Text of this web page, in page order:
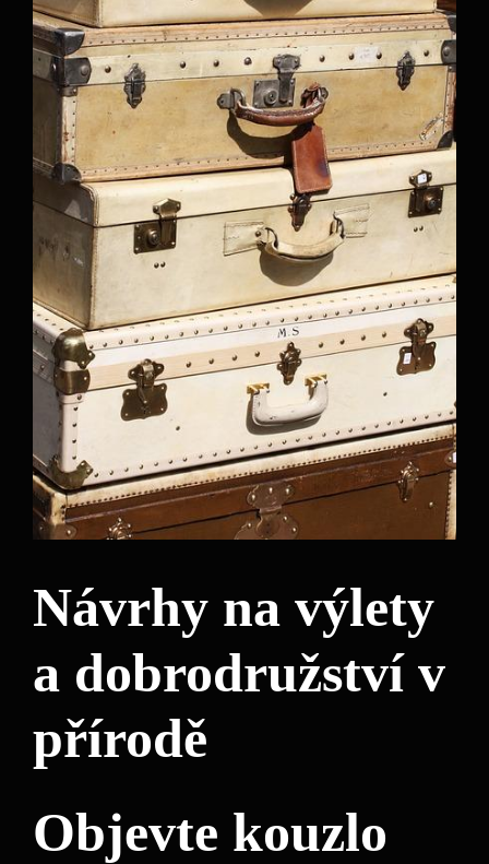
Návrhy na výlety
a dobrodružství v
přírodě
Objevte kouzlo